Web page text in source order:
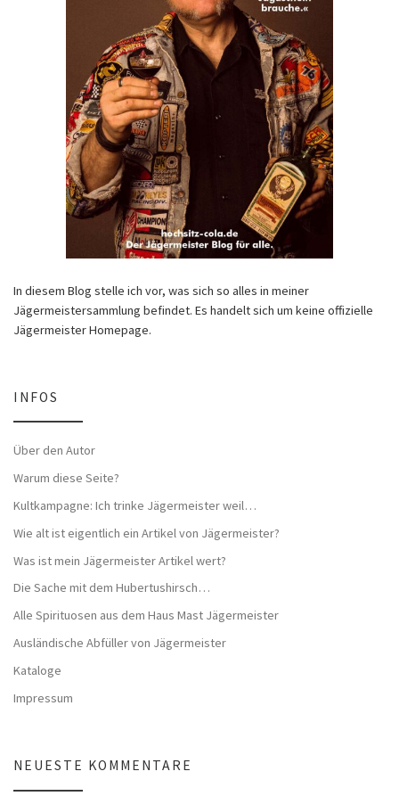
In diesem Blog stelle ich vor, was sich so alles in meiner
Jägermeistersammlung befindet. Es handelt sich um keine offizielle
Jägermeister Homepage.
INFOS
Über den Autor
Warum diese Seite?
Kultkampagne: Ich trinke Jägermeister weil…
Wie alt ist eigentlich ein Artikel von Jägermeister?
Was ist mein Jägermeister Artikel wert?
Die Sache mit dem Hubertushirsch…
Alle Spirituosen aus dem Haus Mast Jägermeister
Ausländische Abfüller von Jägermeister
Kataloge
Impressum
NEUESTE KOMMENTARE